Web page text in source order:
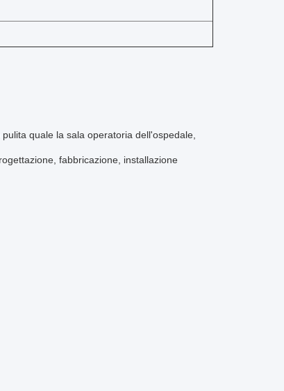
quale la sala operatoria dell'ospedale,
fabbricazione, installazione